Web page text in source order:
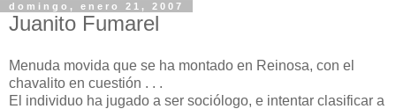
domingo, enero 21, 2007
Juanito Fumarel
Menuda movida que se ha montado en Reinosa, con el
chavalito en cuestión . . .
El individuo ha jugado a ser sociólogo, e intentar clasificar a